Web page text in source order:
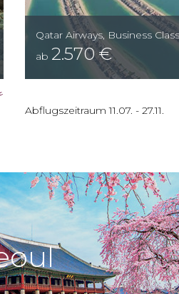
Qatar Airways, Business
ab 2.570 €
Abflugszeitraum 11.07. -27.11.